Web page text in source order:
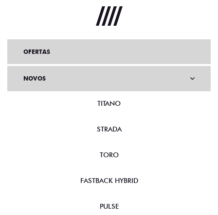
OFERTAS
NOVOS
TITANO
STRADA
TORO
FASTBACK HYBRID
PULSE